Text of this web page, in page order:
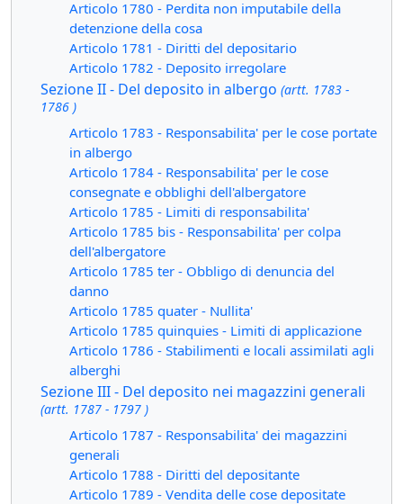
Articolo 1780 - Perdita non imputabile della
detenzione della cosa
Articolo 1781 - Diritti del depositario
Articolo 1782 - Deposito irregolare
Sezione II - Del deposito in albergo (artt. 1783 -
1786 )
Articolo 1783 - Responsabilita' per le cose portate
in albergo
Articolo 1784 - Responsabilita' per le cose
consegnate e obblighi dell'albergatore
Articolo 1785 - Limiti di responsabilita'
Articolo 1785 bis - Responsabilita' per colpa
dell'albergatore
Articolo 1785 ter - Obbligo di denuncia del
danno
Articolo 1785 quater - Nullita'
Articolo 1785 quinquies - Limiti di applicazione
Articolo 1786 - Stabilimenti e locali assimilati agli
alberghi
Sezione III - Del deposito nei magazzini generali
(artt. 1787 - 1797 )
Articolo 1787 - Responsabilita' dei magazzini
generali
Articolo 1788 - Diritti del depositante
Articolo 1789 - Vendita delle cose depositate